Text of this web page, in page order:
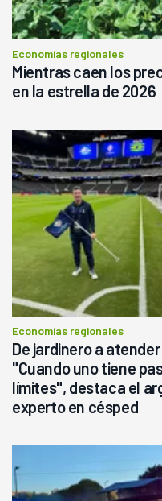
Economías regionales
Mientras caen los
en la estrella de 2026
Economías regionales
De jardinero a
"Cuando uno tiene
límites", destaca el
experto en césped